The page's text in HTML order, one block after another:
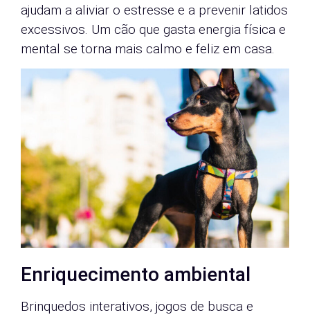
ajudam a aliviar o estresse e a prevenir latidos
excessivos. Um cão que gasta energia física e
mental se torna mais calmo e feliz em casa.
Enriquecimento ambiental
Brinquedos interativos, jogos de busca e